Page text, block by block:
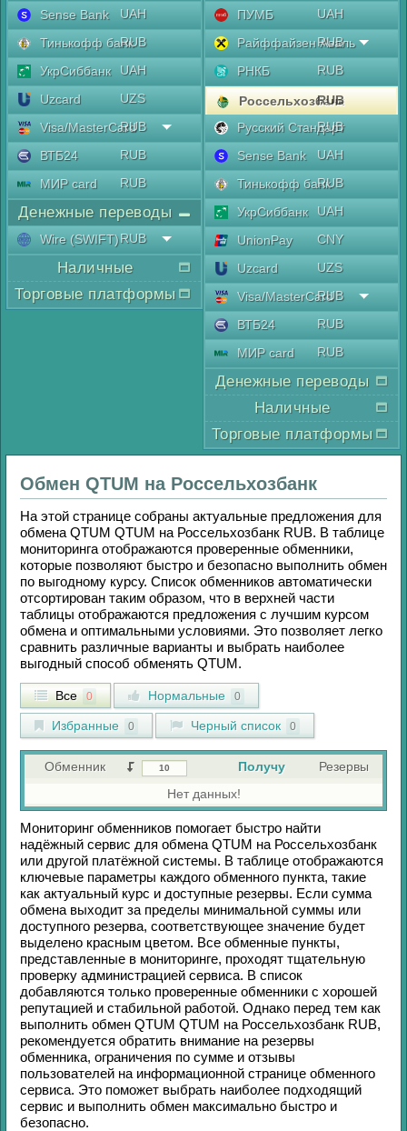
Sense Bank
UAH
Тинькофф банкRUB
УкрСиббанк
UAH
Uzcard
UZS
Visa/MasterCard
RUB
ВТБ24
RUB
МИР card
RUB
Денежные переводы
Wire (SWIFT)RUB
Наличные
Торговые платформы
ПУМБ
UAH
Райффайзен Аваль
RUB
РНКБ
RUB
Россельхозбанк
RUB
Русский Стандарт
RUB
Sense Bank
UAH
Тинькофф банкRUB
УкрСиббанк
UAH
UnionPay
CNY
Uzcard
UZS
Visa/MasterCard
RUB
ВТБ24
RUB
МИР card
RUB
Денежные переводы
Наличные
Торговые платформы
Обмен QTUM на Россельхозбанк
На этой странице собраны актуальные предложения для
обмена QTUM QTUM на Россельхозбанк RUB. В таблице
мониторинга отображаются проверенные обменники,
которые позволяют быстро и безопасно выполнить обмен
по выгодному курсу. Список обменников автоматически
отсортирован таким образом, что в верхней части
таблицы отображаются предложения с лучшим курсом
обмена и оптимальными условиями. Это позволяет легко
сравнить различные варианты и выбрать наиболее
выгодный способ обменять QTUM.
Все 0 Нормальные 0
Избранные 0 Черный список 0
Обменник Получу
Резервы
Нет данных!
Мониторинг обменников помогает быстро найти
надёжный сервис для обмена QTUM на Россельхозбанк
или другой платёжной системы. В таблице отображаются
ключевые параметры каждого обменного пункта, такие
как актуальный курс и доступные резервы. Если сумма
обмена выходит за пределы минимальной суммы или
доступного резерва, соответствующее значение будет
выделено красным цветом. Все обменные пункты,
представленные в мониторинге, проходят тщательную
проверку администрацией сервиса. В список
добавляются только проверенные обменники с хорошей
репутацией и стабильной работой. Однако перед тем как
выполнить обмен QTUM QTUM на Россельхозбанк RUB,
рекомендуется обратить внимание на резервы
обменника, ограничения по сумме и отзывы
пользователей на информационной странице обменного
сервиса. Это поможет выбрать наиболее подходящий
сервис и выполнить обмен максимально быстро и
безопасно.